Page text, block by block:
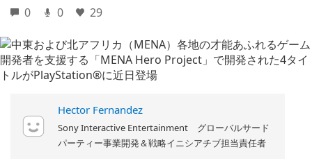
0 0 29
Hector Fernandez
Sony Interactive Entertainment グローバルサード
パーティー事業開発＆戦略イニシアチブ担当責任者